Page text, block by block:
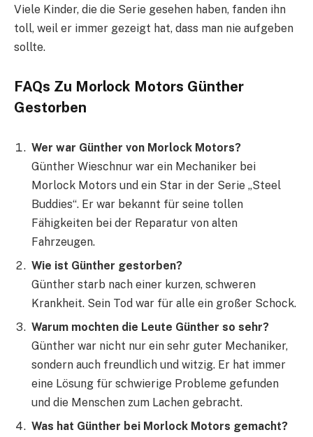
Viele Kinder, die die Serie gesehen haben, fanden ihn
toll, weil er immer gezeigt hat, dass man nie aufgeben
sollte.
FAQs Zu Morlock Motors Günther
Gestorben
Wer war Günther von Morlock Motors?
Günther Wieschnur war ein Mechaniker bei
Morlock Motors und ein Star in der Serie „Steel
Buddies“. Er war bekannt für seine tollen
Fähigkeiten bei der Reparatur von alten
Fahrzeugen.
Wie ist Günther gestorben?
Günther starb nach einer kurzen, schweren
Krankheit. Sein Tod war für alle ein großer Schock.
Warum mochten die Leute Günther so sehr?
Günther war nicht nur ein sehr guter Mechaniker,
sondern auch freundlich und witzig. Er hat immer
eine Lösung für schwierige Probleme gefunden
und die Menschen zum Lachen gebracht.
Was hat Günther bei Morlock Motors gemacht?